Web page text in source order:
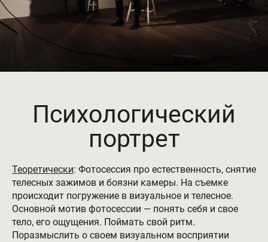
Психологический
портрет
Теоретически: Фотосессия про естественность, снятие
телесных зажимов и боязни камеры. На съемке
происходит погружение в визуальное и телесное.
Основной мотив фотосессии — понять себя и свое
тело, его ощущения. Поймать свой ритм.
Поразмыслить о своем визуальном восприятии